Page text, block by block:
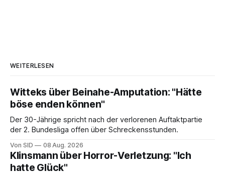
WEITERLESEN
Witteks über Beinahe-Amputation: "Hätte
böse enden können"
Der 30-Jährige spricht nach der verlorenen Auftaktpartie
der 2. Bundesliga offen über Schreckensstunden.
Von SID 08 Aug. 2026
Klinsmann über Horror-Verletzung: "Ich
hatte Glück"